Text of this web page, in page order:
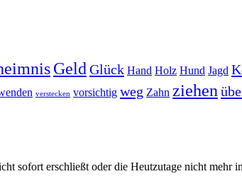
GeldGlück Hand Holz Hund Jagd
verstecken vorsichtig weg Zahn ziehen
sofort erschließt oder die Heutzutage nicht mehr